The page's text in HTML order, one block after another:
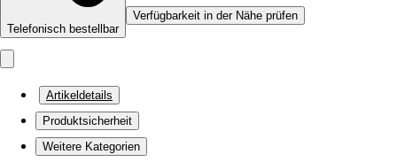
Telefonisch bestellbar
Verfügbarkeit in der Nähe prüfen
Artikeldetails
Produktsicherheit
Weitere Kategorien